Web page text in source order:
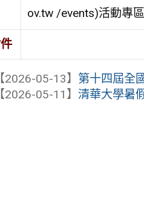
ov.tw /events)活動專
【2026-05-13】 第十四屆全
【2026-05-11】清華大學暑